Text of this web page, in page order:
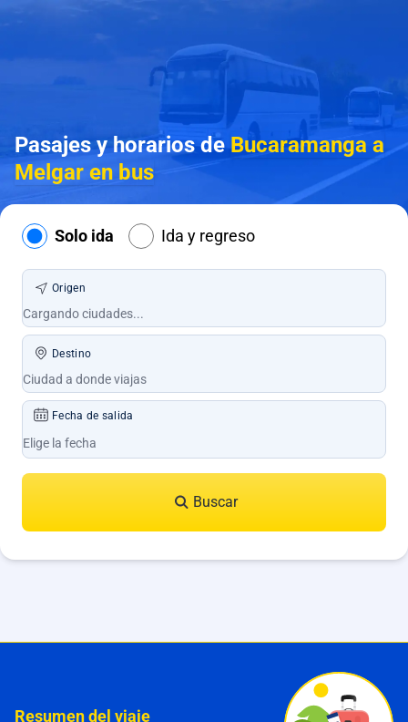
Pasajes y horarios deBucaramanga a
Melgar en bus
Solo ida Ida y regreso
Origen
Destino
Fecha de salida
Buscar
Resumen del viaje